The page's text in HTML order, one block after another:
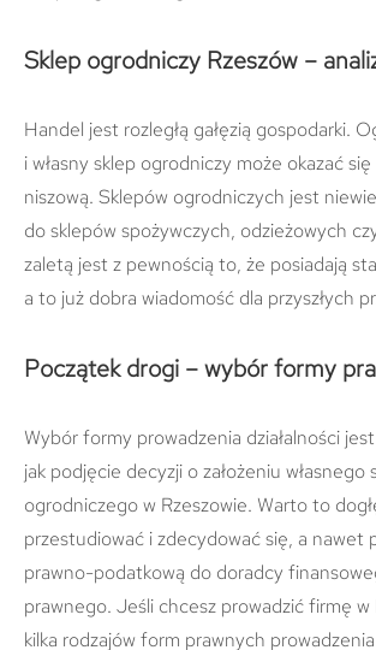
Sklep ogrodniczy Rzeszów –
Handel jest rozległą gałęzią gospodarki.
i własny sklep ogrodniczy może okazać
niszową. Sklepów ogrodniczych jest
do sklepów spożywczych, odzieżowych
zaletą jest z pewnością to, że posiadają
a to już dobra wiadomość dla przyszłych
Początek drogi – wybór formy
Wybór formy prowadzenia działalności
jak podjęcie decyzji o założeniu własnego
ogrodniczego w Rzeszowie. Warto to
przestudiować i zdecydować się, a nawet
prawno-podatkową do doradcy
prawnego. Jeśli chcesz prowadzić firmę w
kilka rodzajów form prawnych